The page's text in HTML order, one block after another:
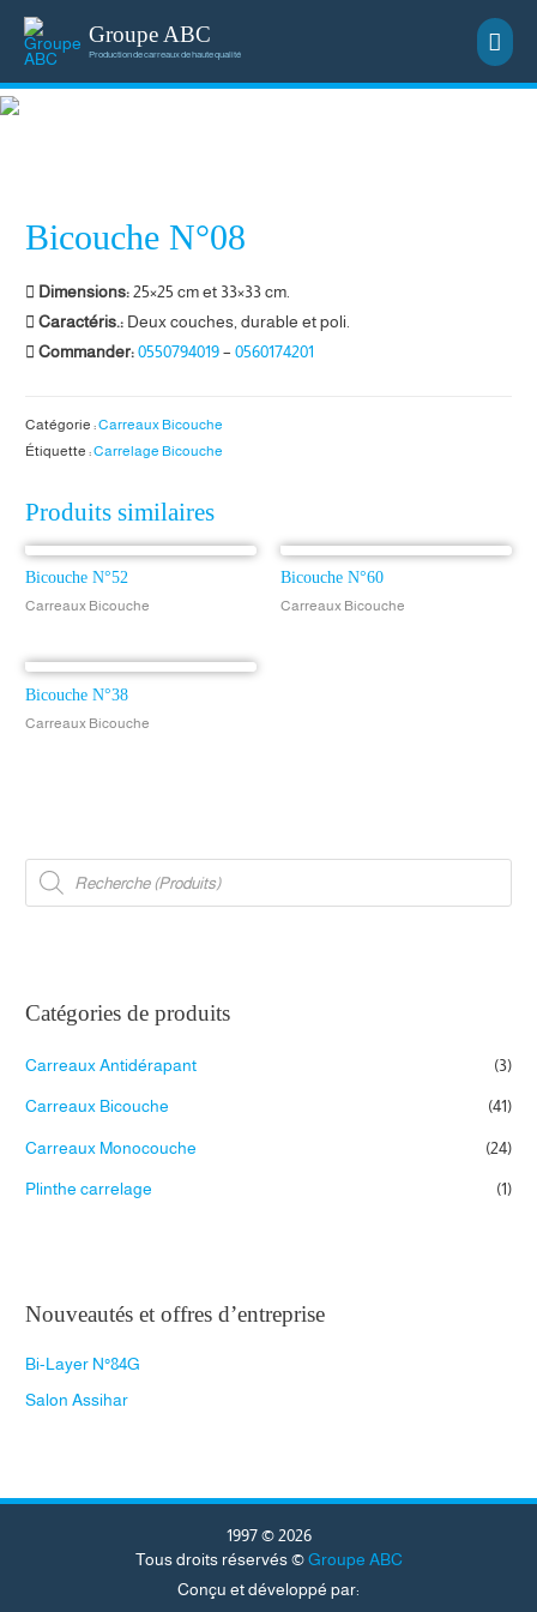
Groupe ABC
Production de carreaux de haute qualité
Bicouche N°08
Dimensions:25×25 cm et 33×33 cm.
Caractéris.: Deux couches, durable et poli.
Commander: 0550794019 –0560174201
Catégorie :Carreaux Bicouche
Étiquette :Carrelage Bicouche
Produits similaires
Bicouche N°52
Carreaux Bicouche
Bicouche N°60
Carreaux Bicouche
Bicouche N°38
Carreaux Bicouche
R
h
d
e
o
u
i
s
Catégories de produits
Carreaux Antidérapant (3)
Carreaux Bicouche (41)
Carreaux Monocouche (24)
Plinthe carrelage (1)
Nouveautés et offres d’entreprise
Bi-Layer N°84G
Salon Assihar
1997 © 2026
Tous droits réservés © Groupe ABC
Conçu et développé par: